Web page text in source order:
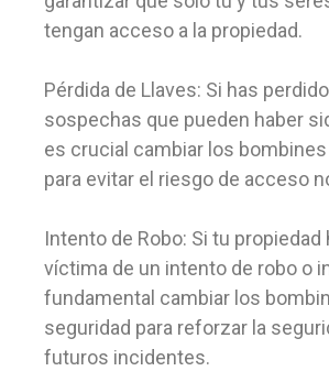
tengan acceso a la propiedad.
Pérdida de Llaves: Si has
sospechas que pueden haber
es crucial cambiar los
para evitar el riesgo de acceso
Intento de Robo: Si tu propiedad
víctima de un intento de robo o
fundamental cambiar los
seguridad para reforzar la
futuros incidentes.